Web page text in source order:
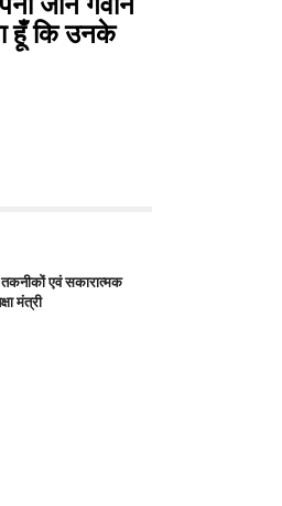
जान गवाने
हूँ कि उनके
तकनीकों एवं सकारात्मक
मंत्री